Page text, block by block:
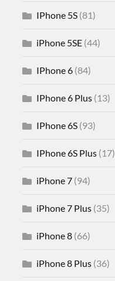
IPhone 5S (81)
iPhone 5SE (44)
IPhone 6 (84)
IPhone 6 Plus (13)
IPhone 6S (93)
IPhone 6S Plus (17)
iPhone 7 (94)
iPhone 7 Plus (35)
iPhone 8 (66)
iPhone 8 Plus (36)